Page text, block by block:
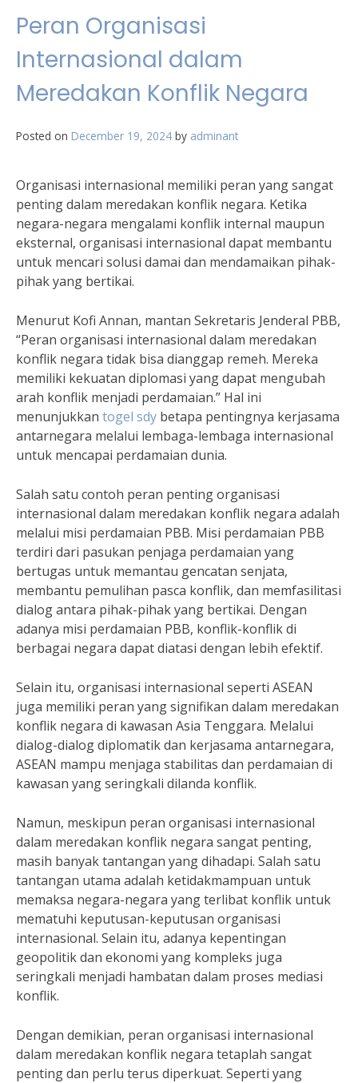
Peran Organisasi
Internasional dalam
Meredakan Konflik Negara
Posted on December 19, 2024 by adminant
Organisasi internasional memiliki peran yang sangat
penting dalam meredakan konflik negara. Ketika
negara-negara mengalami konflik internal maupun
eksternal, organisasi internasional dapat membantu
untuk mencari solusi damai dan mendamaikan pihak-
pihak yang bertikai.
Menurut Kofi Annan, mantan Sekretaris Jenderal PBB,
“Peran organisasi internasional dalam meredakan
konflik negara tidak bisa dianggap remeh. Mereka
memiliki kekuatan diplomasi yang dapat mengubah
arah konflik menjadi perdamaian.” Hal ini
menunjukkan togel sdy betapa pentingnya kerjasama
antarnegara melalui lembaga-lembaga internasional
untuk mencapai perdamaian dunia.
Salah satu contoh peran penting organisasi
internasional dalam meredakan konflik negara adalah
melalui misi perdamaian PBB. Misi perdamaian PBB
terdiri dari pasukan penjaga perdamaian yang
bertugas untuk memantau gencatan senjata,
membantu pemulihan pasca konflik, dan memfasilitasi
dialog antara pihak-pihak yang bertikai. Dengan
adanya misi perdamaian PBB, konflik-konflik di
berbagai negara dapat diatasi dengan lebih efektif.
Selain itu, organisasi internasional seperti ASEAN
juga memiliki peran yang signifikan dalam meredakan
konflik negara di kawasan Asia Tenggara. Melalui
dialog-dialog diplomatik dan kerjasama antarnegara,
ASEAN mampu menjaga stabilitas dan perdamaian di
kawasan yang seringkali dilanda konflik.
Namun, meskipun peran organisasi internasional
dalam meredakan konflik negara sangat penting,
masih banyak tantangan yang dihadapi. Salah satu
tantangan utama adalah ketidakmampuan untuk
memaksa negara-negara yang terlibat konflik untuk
mematuhi keputusan-keputusan organisasi
internasional. Selain itu, adanya kepentingan
geopolitik dan ekonomi yang kompleks juga
seringkali menjadi hambatan dalam proses mediasi
konflik.
Dengan demikian, peran organisasi internasional
dalam meredakan konflik negara tetaplah sangat
penting dan perlu terus diperkuat. Seperti yang